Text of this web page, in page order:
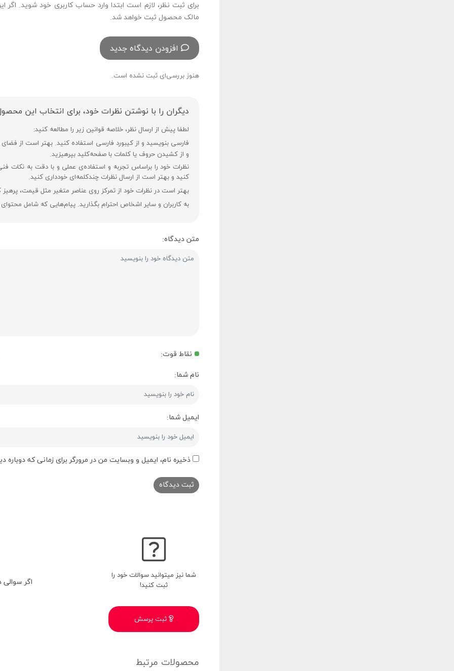
برای ثبت نظر، لازم است ابتدا وارد حساب کاربری خود شوید.
مالک محصول ثبت خواهد شد.
افزودن دیدگاه جدید
هنوز بررسی‌ای ثبت نشده است.
دیگران را با نوشتن نظرات خود، برای انتخاب این
لطفا پیش از ارسال نظر، خلاصه قوانین زیر را مطالعه کنید:
و از کشیدن حروف یا کلمات با صفحه‌کلید بپرهیزید.
نظرات خود را براساس تجربه و استفاده‌ی عملی و با دقت به نکات
کنید و بهتر است از ارسال نظرات چندکلمه‌‌ای خودداری کنید.
بهتر است در نظرات خود از تمرکز روی عناصر متغیر مثل قیمت، پرهیز
به کاربران و سایر اشخاص احترام بگذارید. پیام‌هایی که شامل
متن دیدگاه:
نقاط قوت:
نام شما:
ایمیل شما:
ذخیره نام، ایمیل و وبسایت من در مرورگر برای زمانی که
شما نیز میتوانید سوالات خود را
ثبت کنید!
ثبت پرسش
اگر
محصولات مرتبط